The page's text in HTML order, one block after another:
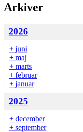
Arkiver
2026
+ juni
+ maj
+ marts
+ februar
+ januar
2025
+ december
+ september